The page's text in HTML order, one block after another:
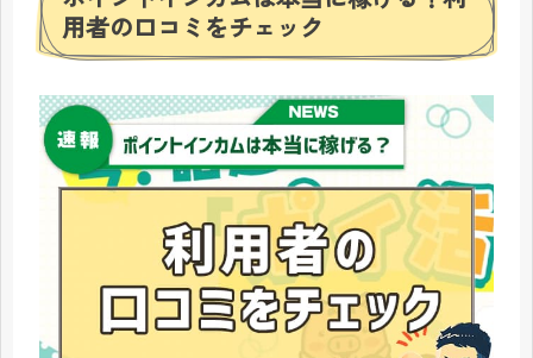
用者の口コミをチェック